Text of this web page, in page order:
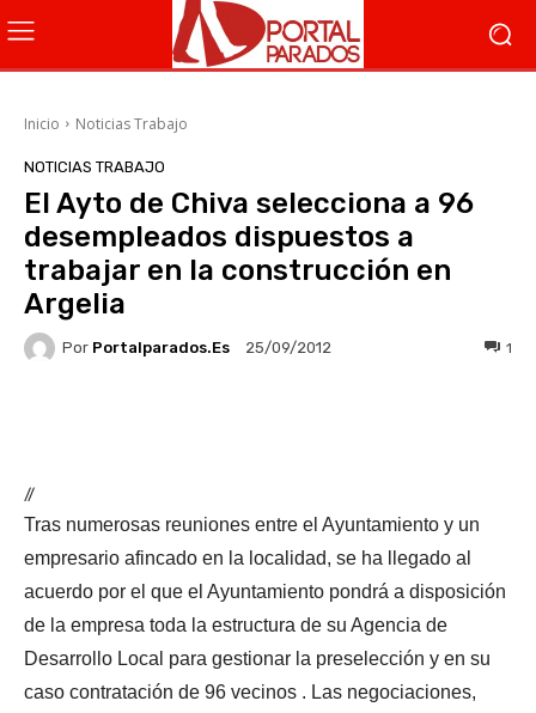
Inicio Noticias Trabajo
NOTICIAS TRABAJO
El Ayto de Chiva selecciona a 96
desempleados dispuestos a
trabajar en la construcción en
Argelia
Por Portalparados.es 25/09/2012 1
//
Tras numerosas reuniones entre el Ayuntamiento y un
empresario afincado en la localidad, se ha llegado al
acuerdo por el que el Ayuntamiento pondrá a disposición
de la empresa toda la estructura de su Agencia de
Desarrollo Local para gestionar la preselección y en su
caso contratación de 96 vecinos . Las negociaciones,